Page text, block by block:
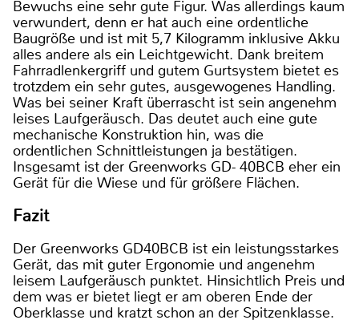
Bewuchs eine sehr gute Figur. Was allerdings kaum
verwundert, denn er hat auch eine ordentliche
Baugröße und ist mit 5,7 Kilogramm inklusive Akku
alles andere als ein Leichtgewicht. Dank breitem
Fahrradlenkergriff und gutem Gurtsystem bietet es
trotzdem ein sehr gutes, ausgewogenes Handling.
Was bei seiner Kraft überrascht ist sein angenehm
leises Laufgeräusch. Das deutet auch eine gute
mechanische Konstruktion hin, was die
ordentlichen Schnittleistungen ja bestätigen.
Insgesamt ist der Greenworks GD- 40BCB eher ein
Gerät für die Wiese und für größere Flächen.
Fazit
Der Greenworks GD40BCB ist ein leistungsstarkes
Gerät, das mit guter Ergonomie und angenehm
leisem Laufgeräusch punktet. Hinsichtlich Preis und
dem was er bietet liegt er am oberen Ende der
Oberklasse und kratzt schon an der Spitzenklasse.